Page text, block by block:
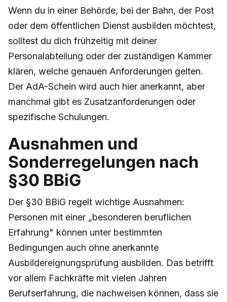
Wenn du in einer Behörde, bei der Bahn, der Post
oder dem öffentlichen Dienst ausbilden möchtest,
solltest du dich frühzeitig mit deiner
Personalabteilung oder der zuständigen Kammer
klären, welche genauen Anforderungen gelten.
Der AdA-Schein wird auch hier anerkannt, aber
manchmal gibt es Zusatzanforderungen oder
spezifische Schulungen.
Ausnahmen und
Sonderregelungen nach
§30 BBiG
Der §30 BBiG regelt wichtige Ausnahmen:
Personen mit einer „besonderen beruflichen
Erfahrung" können unter bestimmten
Bedingungen auch ohne anerkannte
Ausbildereignungsprüfung ausbilden. Das betrifft
vor allem Fachkräfte mit vielen Jahren
Berufserfahrung, die nachweisen können, dass sie